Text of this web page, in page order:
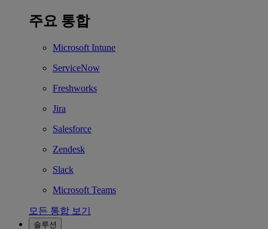
주요 통합
Microsoft Intune
ServiceNow
Freshworks
Jira
Salesforce
Zendesk
Slack
Microsoft Teams
모든 통합 보기
솔루션